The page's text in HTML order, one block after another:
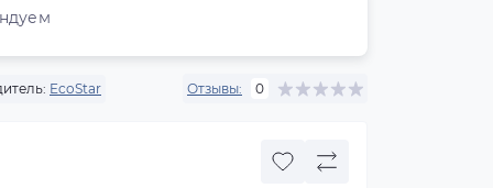
EcoStar Отзывы: 0